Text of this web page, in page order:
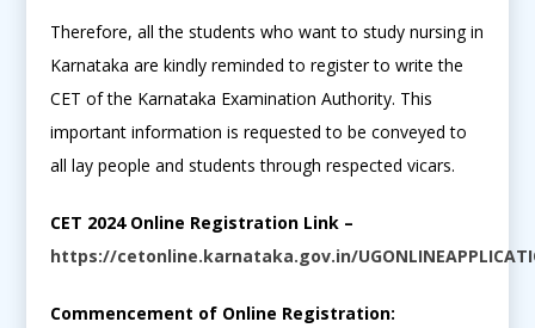
Therefore, all the students who want to study nursing in
Karnataka are kindly reminded to register to write the
CET of the Karnataka Examination Authority. This
important information is requested to be conveyed to
all lay people and students through respected vicars.
CET 2024 Online Registration Link –
https://cetonline.karnataka.gov.in/
Commencement of Online Registration: